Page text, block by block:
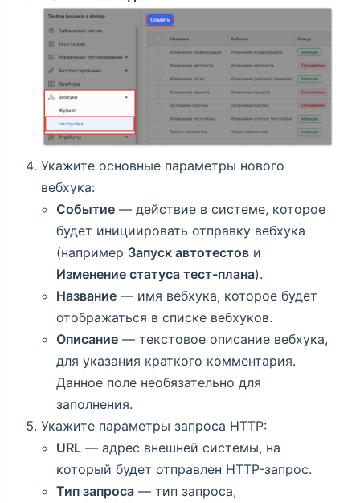
Укажите основные параметры нового
вебхука:
Событие — действие в системе, которое
будет инициировать отправку вебхука
(например Запуск автотестов и
Изменение статуса тест-плана).
Название — имя вебхука, которое будет
отображаться в списке вебхуков.
Описание — текстовое описание вебхука,
для указания краткого комментария.
Данное поле необязательно для
заполнения.
Укажите параметры запроса HTTP:
URL — адрес внешней системы, на
который будет отправлен HTTP-запрос.
Тип запроса — тип запроса,